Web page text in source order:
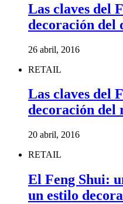
Las claves del
decoración
26 abril, 2016
RETAIL
Las claves del
decoración del
20 abril, 2016
RETAIL
El Feng Shui:
un estilo